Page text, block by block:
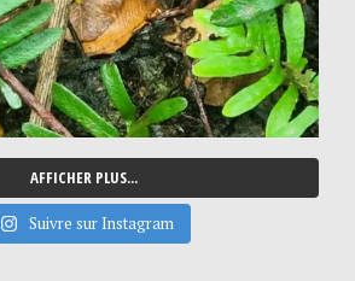
AFFICHER PLUS...
Suivre sur Instagram